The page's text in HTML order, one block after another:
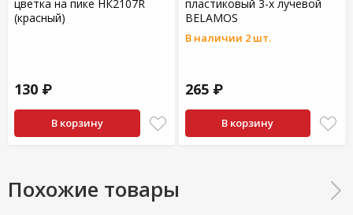
цветка на пике HК2107R
(красный)
130 ₽
В корзину
пластиковый 3-х лучевой
BELAMOS
В наличии 2 шт.
265 ₽
В корзину
Похожие товары